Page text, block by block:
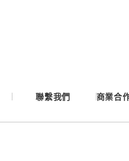
聯繫我們 商業合